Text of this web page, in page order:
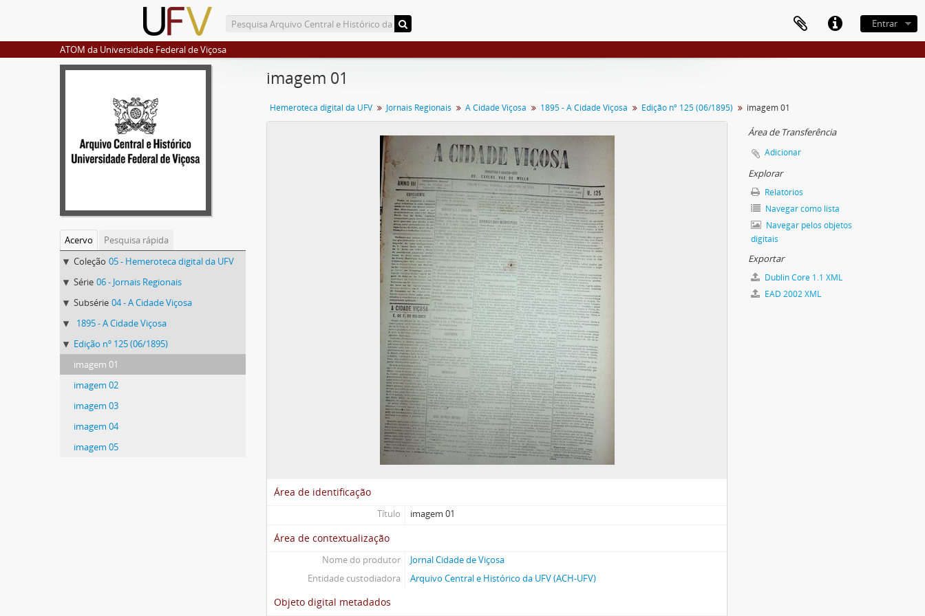
Entrar
ATOM da Universidade Federal de Viçosa
Acervo
Pesquisa rápida
Coleção 05 - Hemeroteca digital da UFV
Série 06 - Jornais Regionais
Subsérie 04 - A Cidade Viçosa
1895 - A Cidade Viçosa
Edição nº 125 (06/1895)
imagem 01
imagem 02
imagem 03
imagem 04
imagem 05
imagem 01
Hemeroteca digital da UFV Jornais Regionais A Cidade Viçosa 1895 - A Cidade Viçosa Edição nº 125 (06/1895) imagem 01
Área de identificação
Título imagem 01
Área de contextualização
Nome do produtor
Jornal Cidade de Viçosa
Entidade custodiadora
Arquivo Central e Histórico da UFV (ACH-UFV)
Objeto digital metadados
Área de Transferência
Adicionar
Explorar
Relatórios
Navegar como lista
Navegar pelos objetos
digitais
Exportar
Dublin Core 1.1 XML
EAD 2002 XML